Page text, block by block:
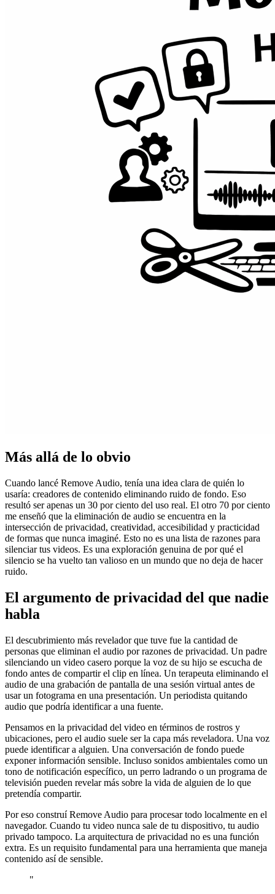
Más allá de lo obvio
Cuando lancé Remove Audio, tenía una idea clara de quién lo
usaría: creadores de contenido eliminando ruido de fondo. Eso
resultó ser apenas un 30 por ciento del uso real. El otro 70 por ciento
me enseñó que la eliminación de audio se encuentra en la
intersección de privacidad, creatividad, accesibilidad y practicidad
de formas que nunca imaginé. Esto no es una lista de razones para
silenciar tus videos. Es una exploración genuina de por qué el
silencio se ha vuelto tan valioso en un mundo que no deja de hacer
ruido.
El argumento de privacidad del que nadie
habla
El descubrimiento más revelador que tuve fue la cantidad de
personas que eliminan el audio por razones de privacidad. Un padre
silenciando un video casero porque la voz de su hijo se escucha de
fondo antes de compartir el clip en línea. Un terapeuta eliminando el
audio de una grabación de pantalla de una sesión virtual antes de
usar un fotograma en una presentación. Un periodista quitando
audio que podría identificar a una fuente.
Pensamos en la privacidad del video en términos de rostros y
ubicaciones, pero el audio suele ser la capa más reveladora. Una voz
puede identificar a alguien. Una conversación de fondo puede
exponer información sensible. Incluso sonidos ambientales como un
tono de notificación específico, un perro ladrando o un programa de
televisión pueden revelar más sobre la vida de alguien de lo que
pretendía compartir.
Por eso construí Remove Audio para procesar todo localmente en el
navegador. Cuando tu video nunca sale de tu dispositivo, tu audio
privado tampoco. La arquitectura de privacidad no es una función
extra. Es un requisito fundamental para una herramienta que maneja
contenido así de sensible.
"